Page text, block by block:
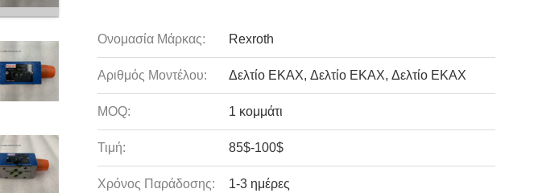
Ονομασία Μάρκας: Rexroth
Αριθμός Μοντέλου: Δελτίο ΕΚΑΧ, Δελτίο ΕΚΑΧ, Δελτίο ΕΚΑΧ
MOQ: 1 κομμάτι
Τιμή: 85$-100$
Χρόνος Παράδοσης: 1-3 ημέρες